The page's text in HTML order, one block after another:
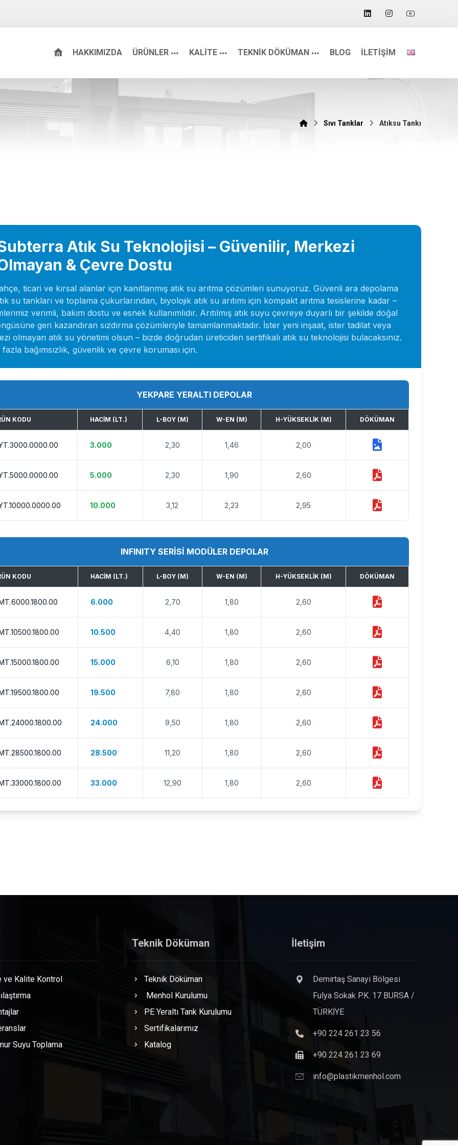
HAKKIMIZDA ÜRÜNLER KALİTE TEKNİK DÖKÜMAN BLOG İLETİŞİM
Sıvı Tanklar Atıksu Tankı
Atık Su Teknolojisi – Güvenilir, Merkezi
& Çevre Dostu
ticari ve kırsal alanlar için kanıtlanmış atık su arıtma çözümleri sunuyoruz. Güvenli ara depolama
su tankları ve toplama çukurlarından, biyolojik atık su arıtımı için kompakt arıtma tesislerine kadar –
verimli, bakım dostu ve esnek kullanımlıdır. Arıtılmış atık suyu çevreye duyarlı bir şekilde doğal
geri kazandıran sızdırma çözümleriyle tamamlanmaktadır. İster yeni inşaat, ister tadilat veya
olmayan atık su yönetimi olsun – bizde doğrudan üreticiden sertifikalı atık su teknolojisi bulacaksınız.
fazla bağımsızlık, güvenlik ve çevre koruması için.
YEKPARE YERALTI DEPOLAR
KODU HACIM (LT.) L-BOY (M) W-EN (M) H-YÜKSEKLIK (M) DÖKÜMAN
3.000 2,30 1,46 2,00
5.000 2,30 1,90 2,60
10.000 3,12 2,23 2,95
INFINITY SERİSİ MODÜLER DEPOLAR
KODU HACIM (LT.) L-BOY (M) W-EN (M) H-YÜKSEKLIK (M) DÖKÜMAN
6.000 2,70 1,80 2,60
10.500 4,40 1,80 2,60
15.000 6,10 1,80 2,60
19.500 7,80 1,80 2,60
24.000 9,50 1,80 2,60
28.500 11,20 1,80 2,60
33.000 12,90 1,80 2,60
ve Kalite Kontrol
Suyu Toplama
Teknik Döküman
Teknik Döküman
Menhol Kurulumu
PE Yeraltı Tank Kurulumu
Sertifikalarımız
Katalog
İletişim
Demirtaş Sanayi Bölgesi
Fulya Sokak P.K. 17 BURSA /
TÜRKİYE
+90 224 261 23 56
+90 224 261 23 69
info@plastikmenhol.com